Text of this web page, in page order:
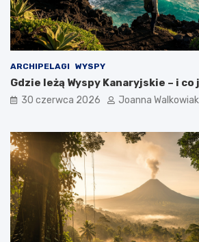
ARCHIPELAGI WYSPY
Gdzie leżą Wyspy Kanaryjskie – i
30 czerwca 2026 Joanna Walkowiak